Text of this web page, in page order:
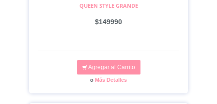
QUEEN STYLE GRANDE
$149990
Agregar al Carrito
o Más Detalles